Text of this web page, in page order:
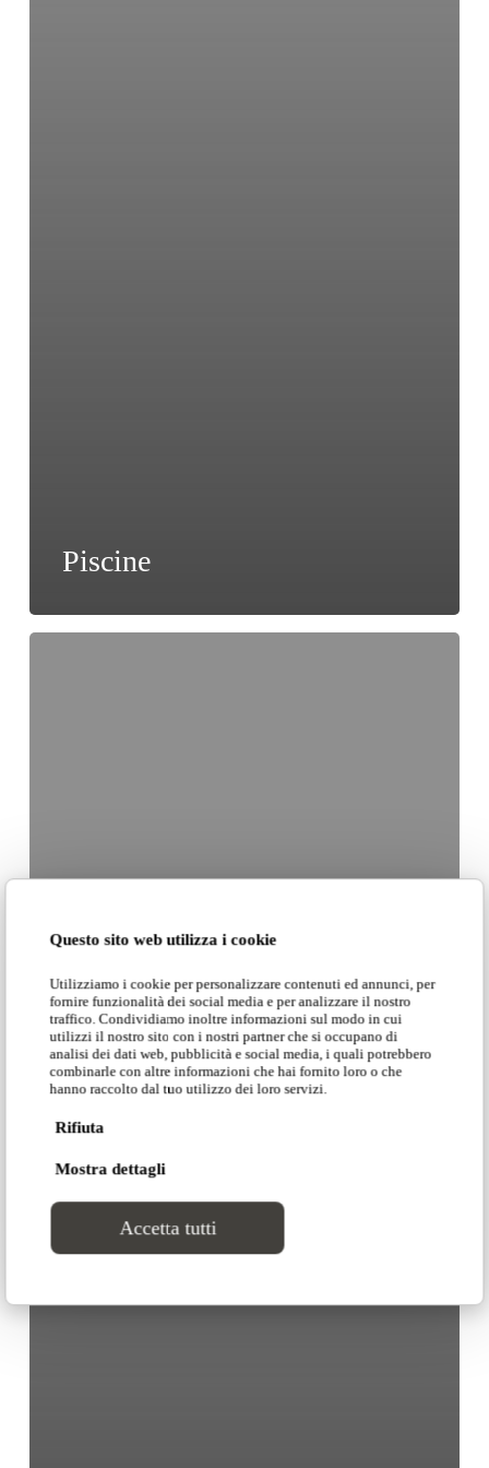
Questo sito web utilizza i cookie
Utilizziamo i cookie per personalizzare contenuti ed annunci, per
fornire funzionalità dei social media e per analizzare il nostro
traffico. Condividiamo inoltre informazioni sul modo in cui
utilizzi il nostro sito con i nostri partner che si occupano di
analisi dei dati web, pubblicità e social media, i quali potrebbero
combinarle con altre informazioni che hai fornito loro o che
hanno raccolto dal tuo utilizzo dei loro servizi.
Rifiuta
Mostra dettagli
Accetta tutti
Piscine